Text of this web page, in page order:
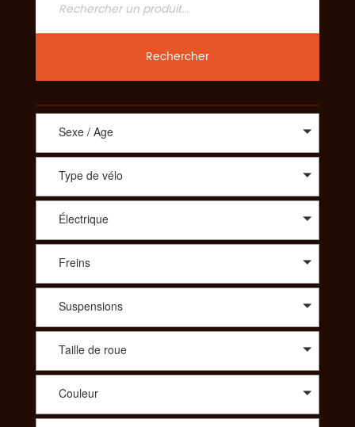
Rechercher
Sexe / Age
Type de vélo
Électrique
Freins
Suspensions
Taille de roue
Couleur